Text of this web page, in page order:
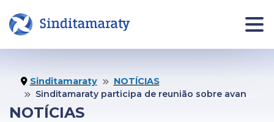
INÍCIO NOTÍCIAS
NOTÍCIAS
Sinditamaraty
NOTÍCIAS
Sinditamaraty participa de reunião sobre avanços nas relações de trabalho no serviço público, promovida pelo MGI